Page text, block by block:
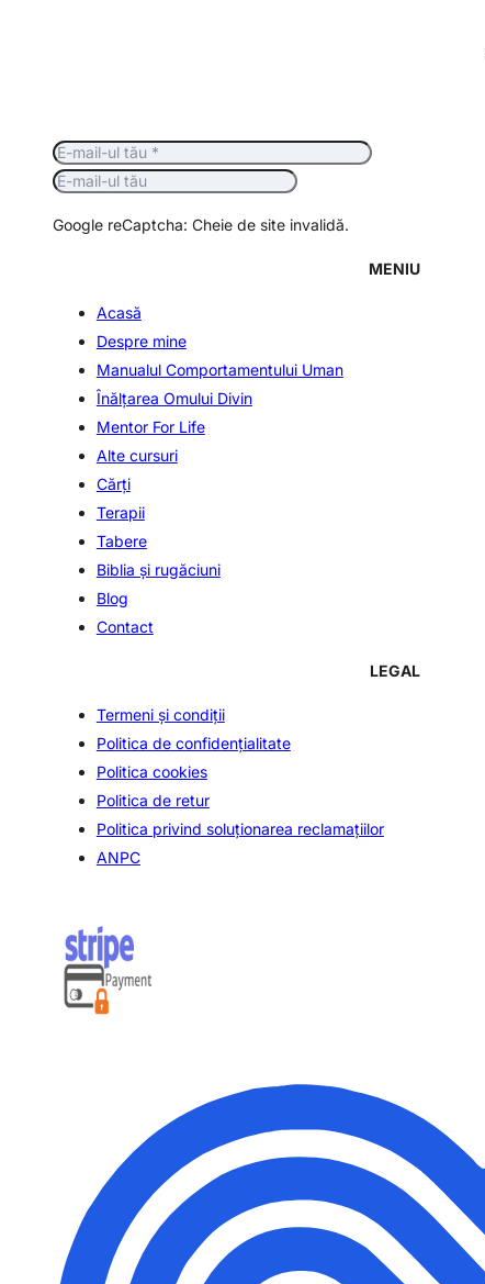
Google reCaptcha: Cheie de site invalidă.
MENIU
Acasă
Despre mine
Manualul Comportamentului Uman
Înălţarea Omului Divin
Mentor For Life
Alte cursuri
Cărți
Terapii
Tabere
Biblia şi rugăciuni
Blog
Contact
LEGAL
Termeni și condiții
Politica de confidenţialitate
Politica cookies
Politica de retur
Politica privind soluționarea reclamațiilor
ANPC